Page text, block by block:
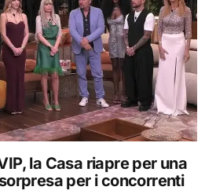
la Casa riapre per una
per i concorrenti